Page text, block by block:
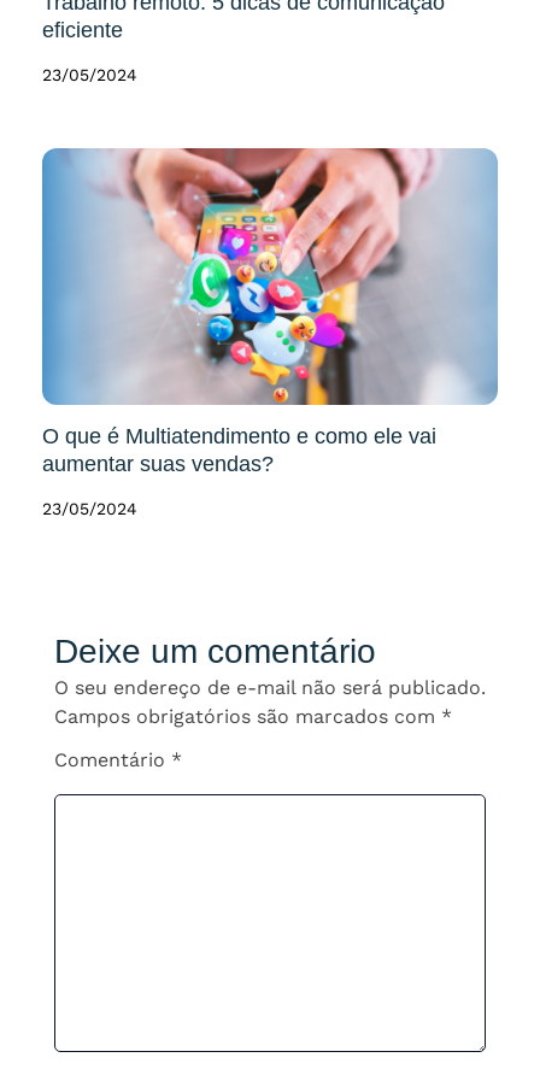
eficiente
23/05/2024
O que é Multiatendimento e como ele vai
aumentar suas vendas?
23/05/2024
Deixe um comentário
O seu endereço de e-mail não será publicado.
Campos obrigatórios são marcados com *
Comentário *